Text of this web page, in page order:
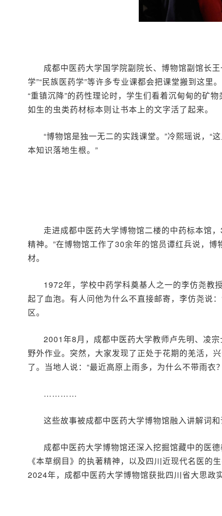
成都中医药大学国学院副院长、博物馆副馆长
学”“民族医药学”等许多专业课都会把课堂搬到这
“重镇沉降”的药性理论时，学生们看着沉甸甸的矿
如生的虫类药材标本则让书本上的文字活了起来。
“博物馆是独一无二的实践课堂。”冷熙瑶说，
本知识落地生根。”
走进成都中医药大学博物馆二楼的中药标本馆
精神。”在博物馆工作了30余年的馆员谭红兵说，
材。
1972年，学校中药学科奠基人之一的李仿尧教
起了血泡。有人问他为什么不直接邮寄，李仿尧说
区。
2001年8月，成都中医药大学教师卢先明、凌
野外作业。突然，大家发现了正处于花期的羌活，
了。当地人说：“最近高原上雨多，为什么不带雨
…………
这些故事被成都中医药大学博物馆融入讲解词
成都中医药大学博物馆还深入挖掘馆藏中的医
《本草纲目》的执著精神，以及四川近现代名医的
2024年，成都中医药大学博物馆获批四川省大思政